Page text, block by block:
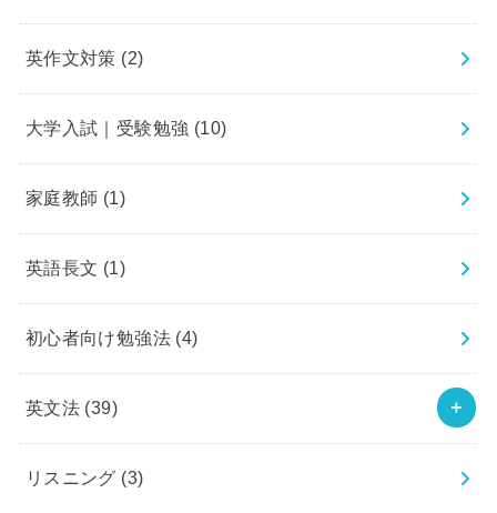
英作文対策 (2)
大学入試｜受験勉強 (10)
家庭教師 (1)
英語長文 (1)
初心者向け勉強法 (4)
英文法 (39)
リスニング (3)